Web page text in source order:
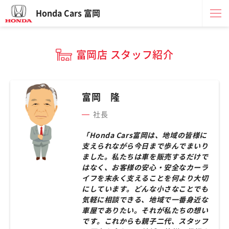
Honda Cars 富岡
富岡店 スタッフ紹介
富岡 隆
社長
「Honda Cars富岡は、地域の皆様に
支えられながら今日まで歩んでまいり
ました。私たちは車を販売するだけで
はなく、お客様の安心・安全なカーラ
イフを末永く支えることを何より大切
にしています。どんな小さなことでも
気軽に相談できる、地域で一番身近な
車屋でありたい。それが私たちの想い
です。これからも親子二代、スタッフ